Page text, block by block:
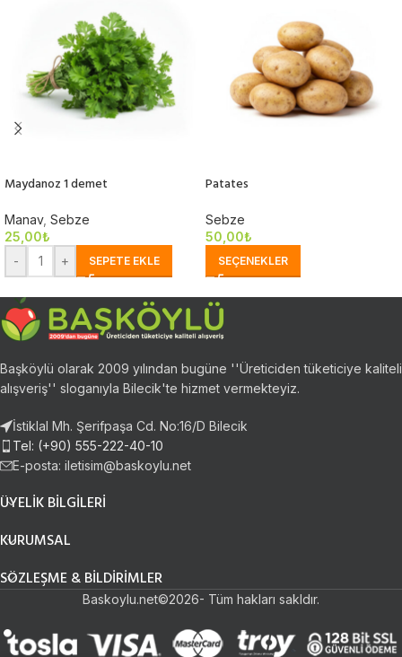
Maydanoz 1 demet
Manav, Sebze
25,00₺
-
+ SEPETE EKLE
Patates
Sebze
50,00₺
SEÇENEKLER
Başköylü olarak 2009 yılından bugüne ''Üreticiden tüketiciye kaliteli
alışveriş'' sloganıyla Bilecik'te hizmet vermekteyiz.
İstiklal Mh. Şerifpaşa Cd. No:16/D Bilecik
Tel: (+90) 555-222-40-10
E-posta: iletisim@baskoylu.net
ÜYELIK BILGILERI
KURUMSAL
SÖZLEŞME & BILDIRIMLER
Baskoylu.net©2026- Tüm hakları sakldır.